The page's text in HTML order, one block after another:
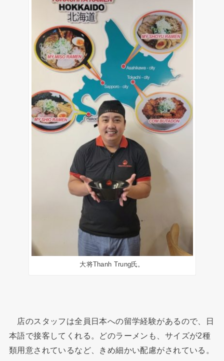
大将Thanh Trung氏。
店のスタッフは全員日本への留学経験があるので、日
本語で接客してくれる。どのラーメンも、サイズが2種
類用意されているなど、きめ細かい配慮がされている。